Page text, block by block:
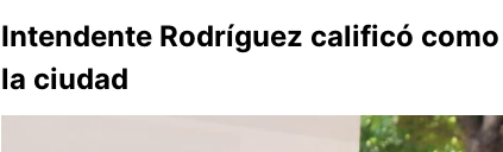
Intendente Rodríguez calificó
la ciudad